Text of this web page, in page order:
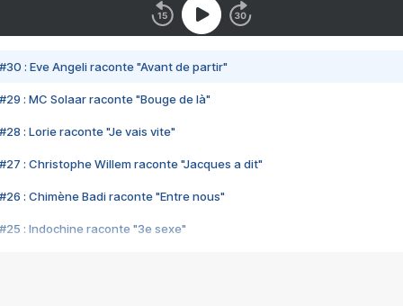
#30 : Eve Angeli raconte "Avant de partir"
#29 : MC Solaar raconte "Bouge de là"
#28 : Lorie raconte "Je vais vite"
#27 : Christophe Willem raconte "Jacques a dit"
#26 : Chimène Badi raconte "Entre nous"
#25 : Indochine raconte "3e sexe"